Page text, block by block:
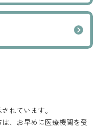
れています。
は、お早めに医療機関を受